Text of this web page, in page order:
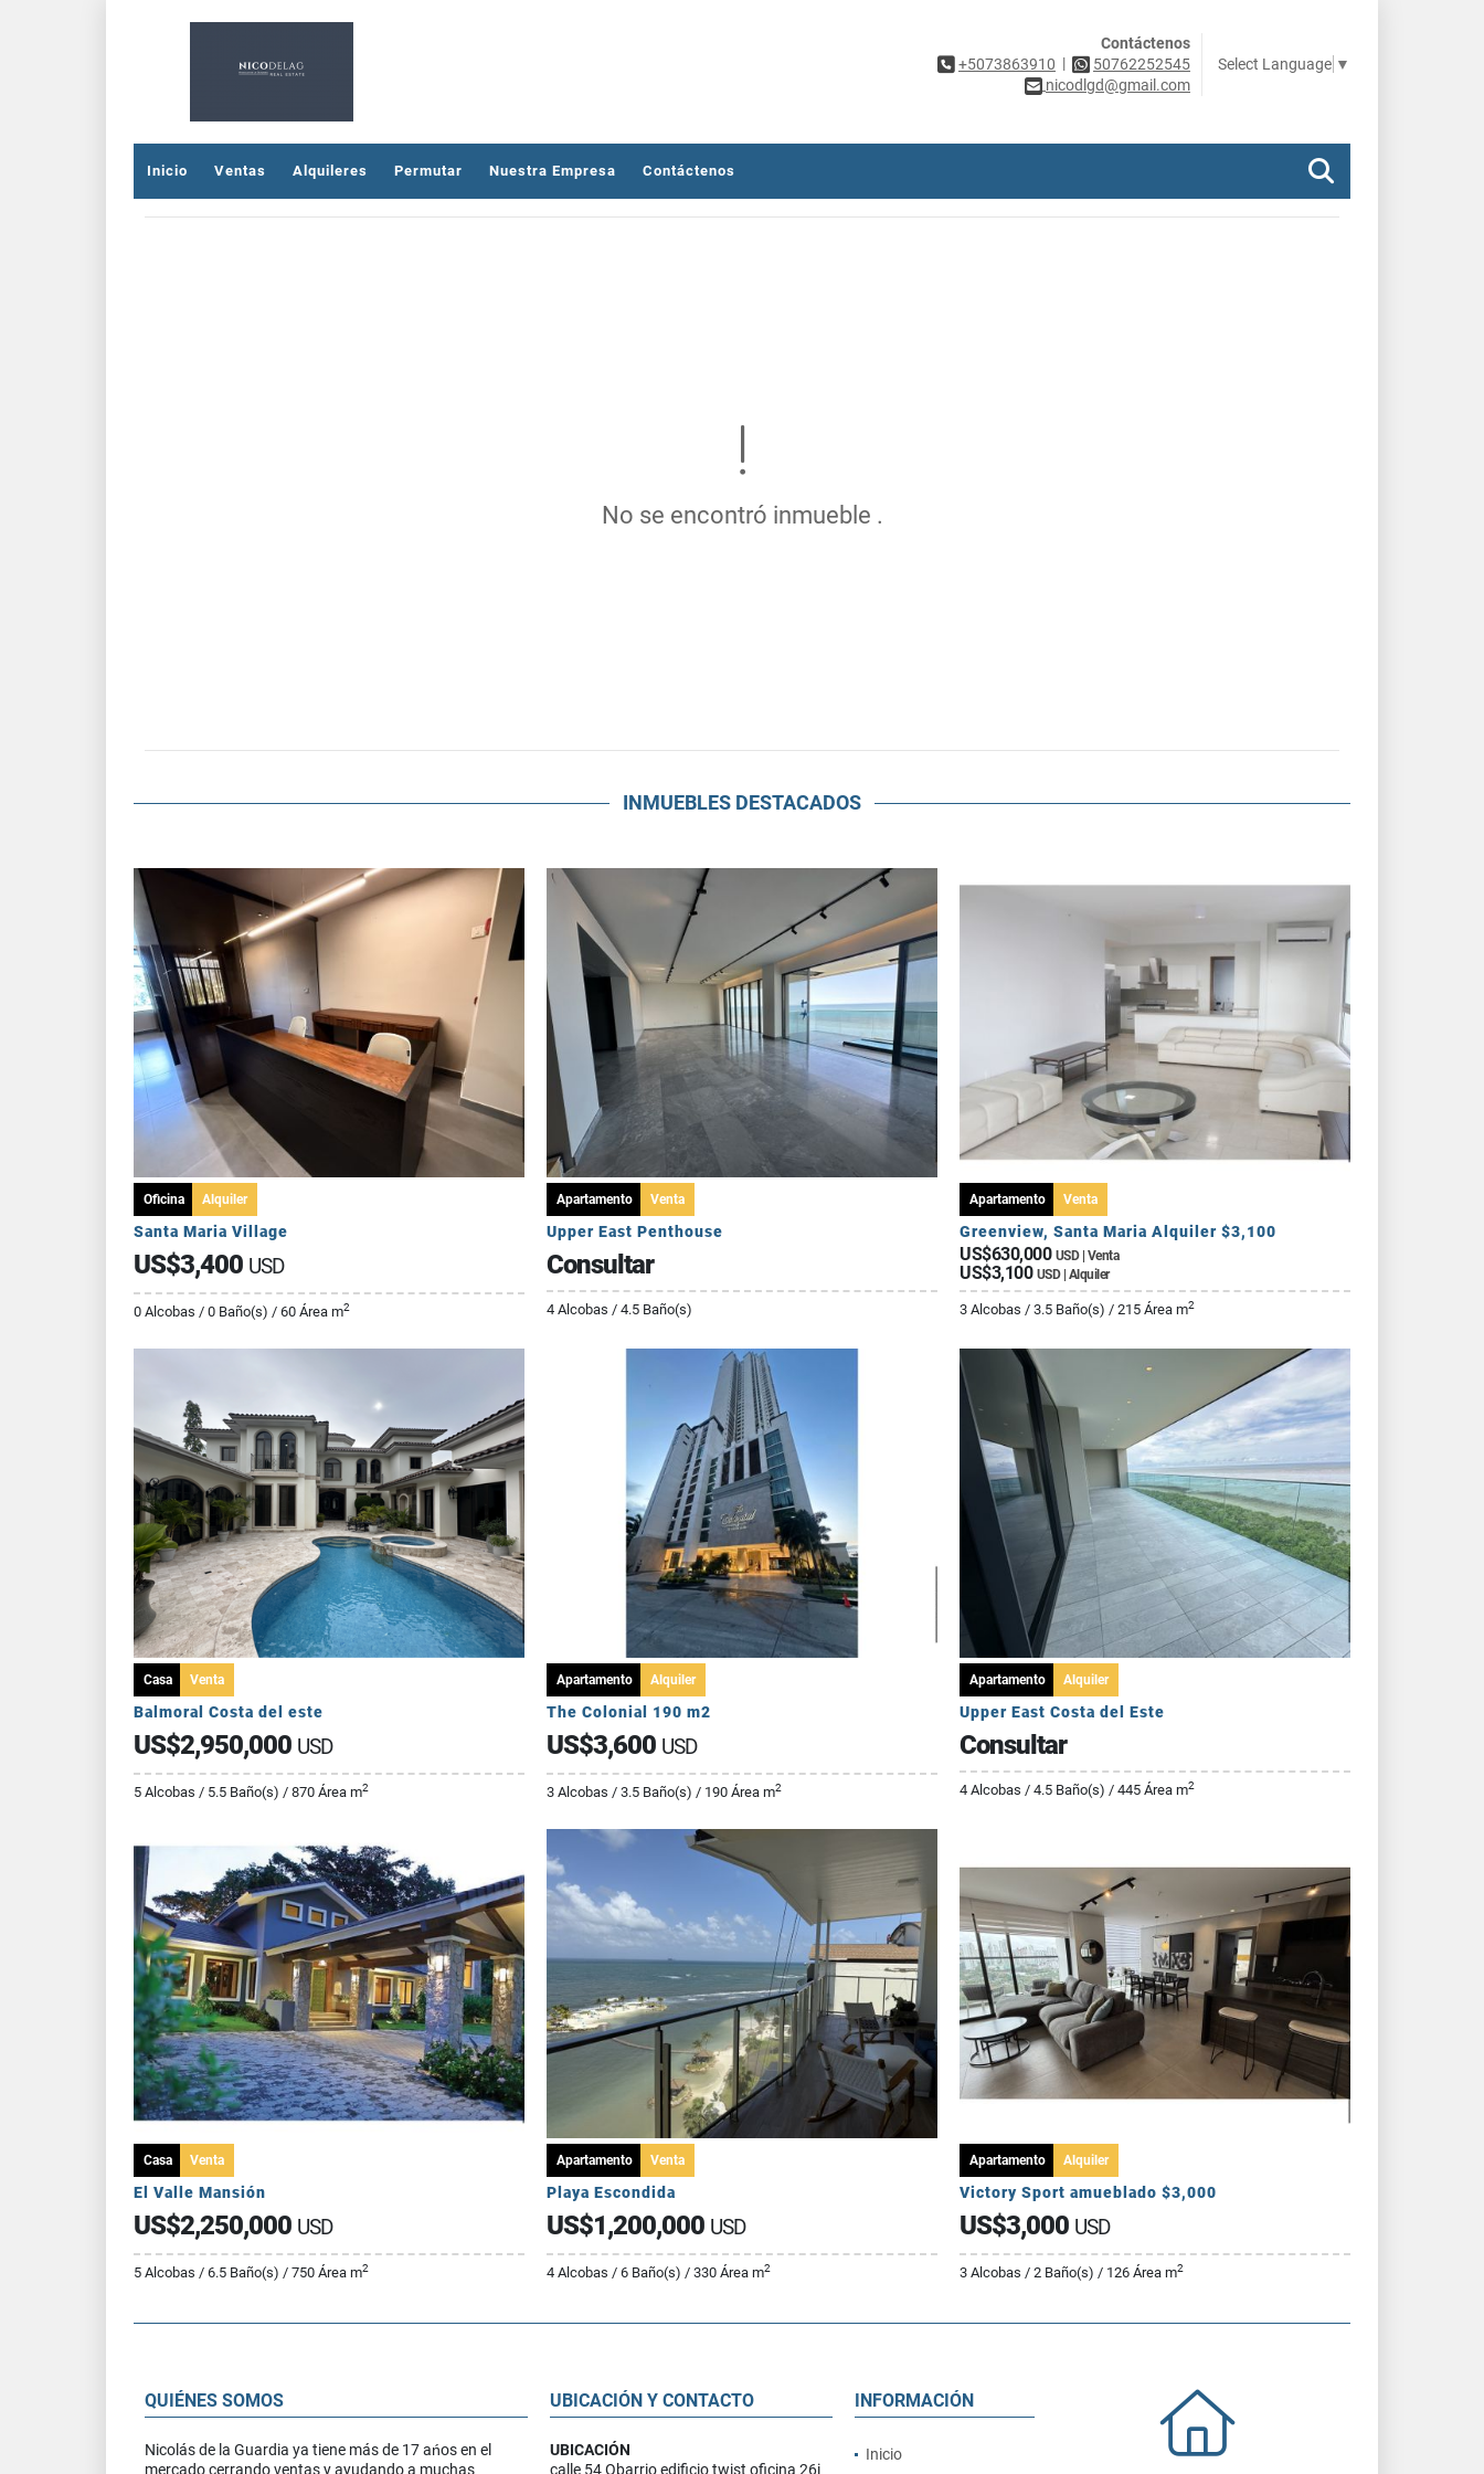
Contáctenos
+5073863910 |
50762252545
nicodlgd@gmail.com
Select Language ▼
Inicio Ventas Alquileres Permutar Nuestra Empresa Contáctenos
No se encontró inmueble .
INMUEBLES DESTACADOS
Oficina Alquiler
Santa Maria Village
US$3,400 USD
0 Alcobas / 0 Baño(s) / 60 Área m2
Apartamento Venta
Upper East Penthouse
Consultar
4 Alcobas / 4.5 Baño(s)
Apartamento Venta
Greenview, Santa Maria Alquiler $3,100
US$630,000 USD | Venta
US$3,100 USD | Alquiler
3 Alcobas / 3.5 Baño(s) / 215 Área m2
Casa Venta
Balmoral Costa del este
US$2,950,000 USD
5 Alcobas / 5.5 Baño(s) / 870 Área m2
Apartamento Alquiler
The Colonial 190 m2
US$3,600 USD
3 Alcobas / 3.5 Baño(s) / 190 Área m2
Apartamento Alquiler
Upper East Costa del Este
Consultar
4 Alcobas / 4.5 Baño(s) / 445 Área m2
Casa Venta
El Valle Mansión
US$2,250,000 USD
5 Alcobas / 6.5 Baño(s) / 750 Área m2
Apartamento Venta
Playa Escondida
US$1,200,000 USD
4 Alcobas / 6 Baño(s) / 330 Área m2
Apartamento Alquiler
Victory Sport amueblado $3,000
US$3,000 USD
3 Alcobas / 2 Baño(s) / 126 Área m2
QUIÉNES SOMOS
Nicolás de la Guardia ya tiene más de 17 ańos en el
mercado cerrando ventas y ayudando a muchas
UBICACIÓN Y CONTACTO
UBICACIÓN
calle 54 Obarrio edificio twist oficina 26i
INFORMACIÓN
Inicio